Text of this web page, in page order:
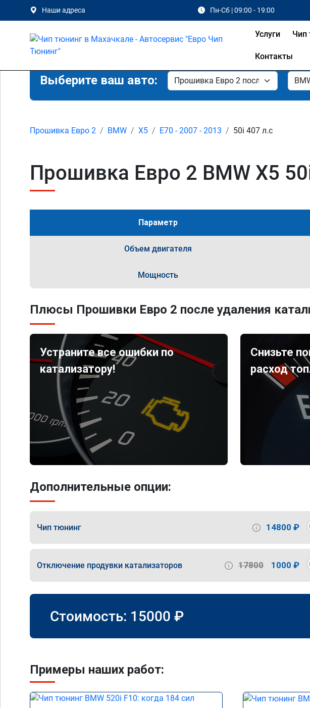
Наши адреса Пн-Сб | 09:00 - 19:00
Услуги Чип
Контакты
Выберите ваш авто:
Прошивка Евро 2 BMW X5 E70 - 2007 - 2013 50i 407 л.с
Прошивка Евро 2 BMW X5
Параметр
Объем двигателя
Мощность
Плюсы Прошивки Евро 2 после удаления
Устраните все ошибки по
катализатору!
Снизьте
расход
Дополнительные опции:
Чип тюнинг 14800 ₽
Отключение продувки катализаторов 17800 1000 ₽
Стоимость: 15000 ₽
Примеры наших работ: